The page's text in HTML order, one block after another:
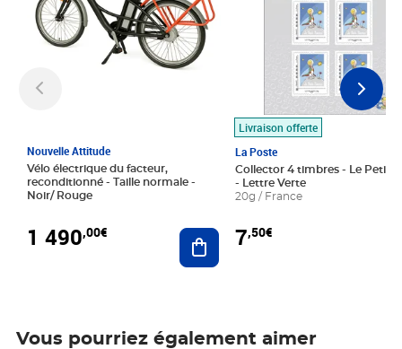
Nouvelle Attitude
Vélo électrique du facteur,
reconditionné - Taille normale -
Noir/ Rouge
1 490,00€ Ajouter au panier
Livraison offerte
La Poste
Collector 4 timbres - Le Petit
- Lettre Verte
20g / France
7,50€
Vous pourriez également aimer